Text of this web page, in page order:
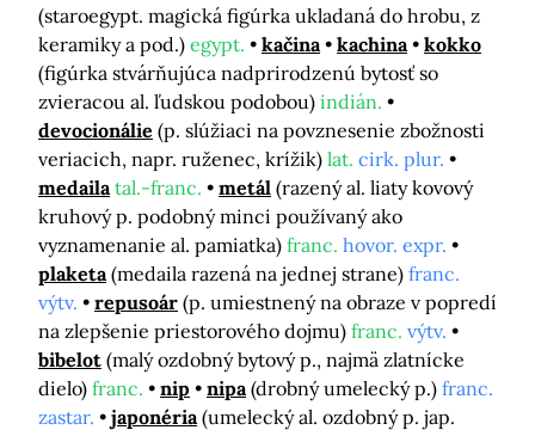
(staroegypt. magická figúrka ukladaná do hrobu, z
keramiky a pod.) egypt. kačina kachina
kokko
(figúrka stvárňujúca nadprirodzenú bytosť so
zvieracou al. ľudskou podobou) indián.
devocionálie (p. slúžiaci na povznesenie zbožnosti
veriacich, napr. ruženec, krížik) lat. cirk. plur.
medaila tal.-franc. metál (razený al. liaty kovový
kruhový p. podobný minci používaný ako
vyznamenanie al. pamiatka) franc. hovor. expr.
plaketa (medaila razená na jednej strane) franc.
výtv.
repusoár (p. umiestnený na obraze v popredí
na zlepšenie priestorového dojmu) franc. výtv.
bibelot (malý ozdobný bytový p., najmä zlatnícke
dielo) franc. nip nipa (drobný umelecký p.) franc.
zastar.
japonéria (umelecký al. ozdobný p. jap.